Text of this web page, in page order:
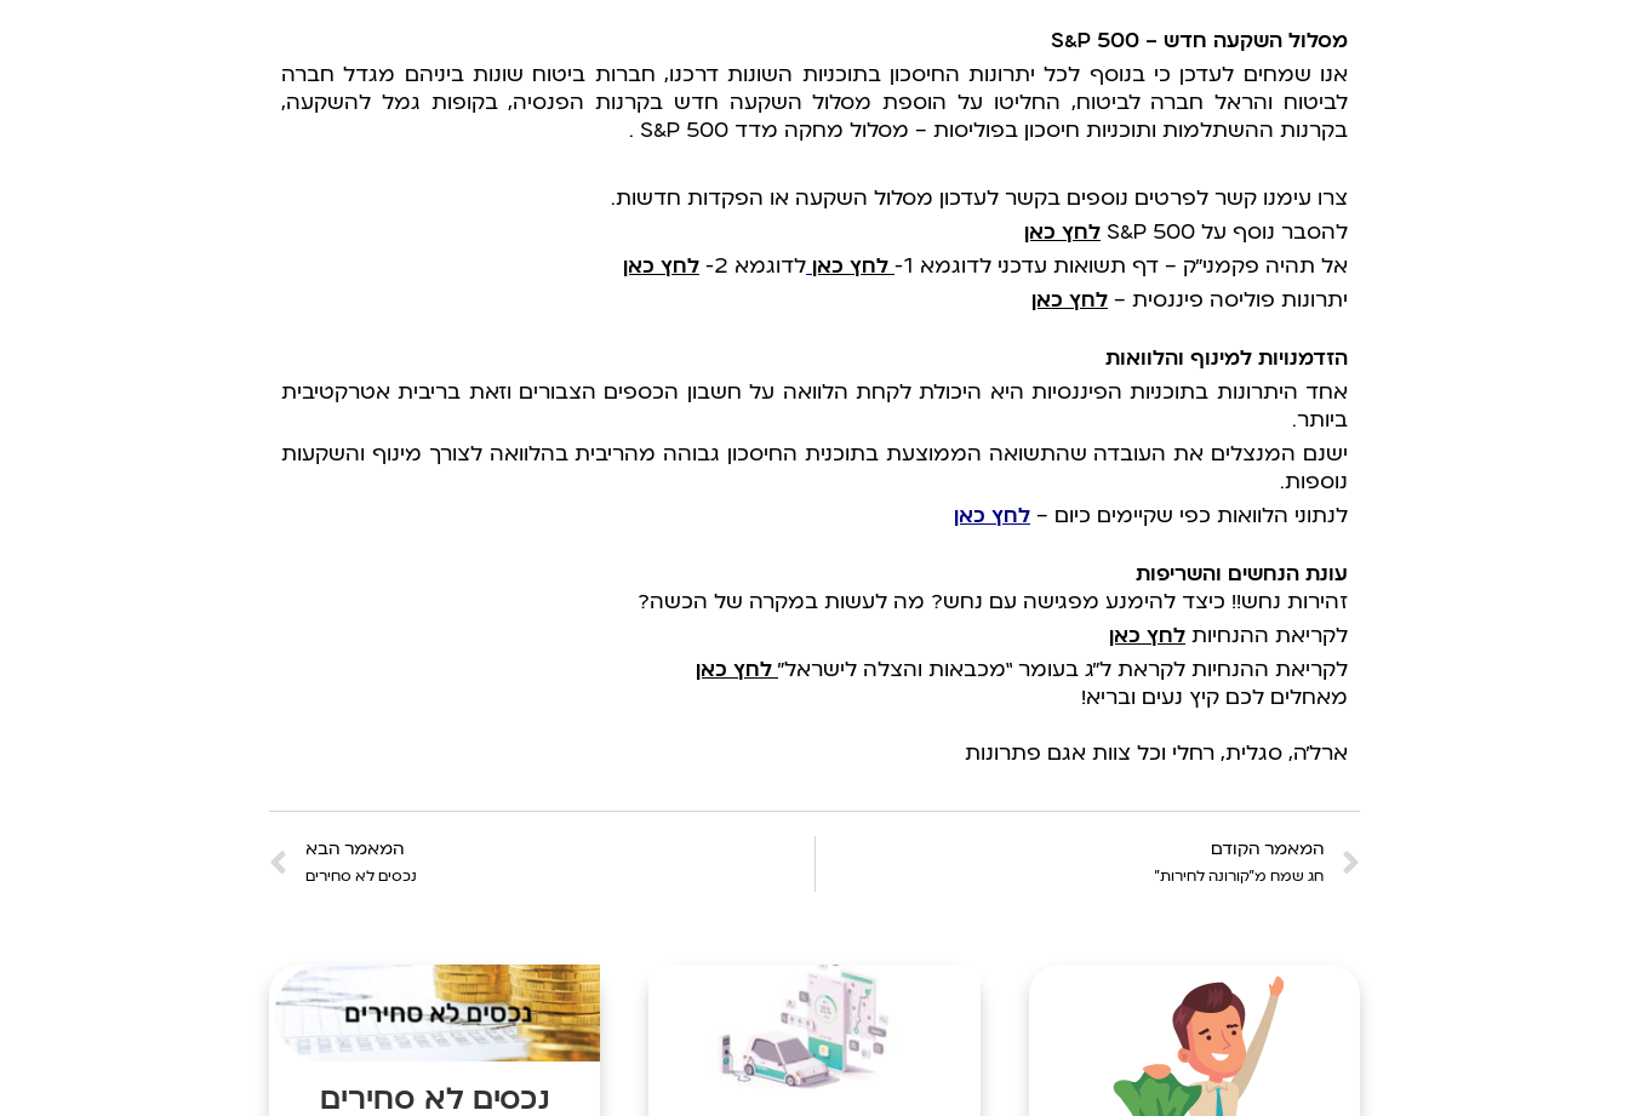
מסלול השקעה חדש – 500
S&P
אנו שמחים לעדכן כי בנוסף לכל יתרונות החיסכון בתוכניות השונות דרכנו, חברות ביטוח שונות ביניהם מגדל חברה
לביטוח והראל חברה לביטוח, החליטו על הוספת מסלול השקעה חדש בקרנות הפנסיה, בקופות גמל להשקעה,
בקרנות ההשתלמות ותוכניות חיסכון בפוליסות – מסלול מחקה מדד S&P 500 .
צרו עימנו קשר לפרטים נוספים בקשר לעדכון מסלול השקעה או הפקדות חדשות.
להסבר נוסף על S&P 500
לחץ כאן
אל תהיה פקמני”ק – דף תשואות עדכני לדוגמא 1- לחץ כאן לדוגמא 2-
לחץ כאן
יתרונות פוליסה פיננסית – לחץ כאן
הזדמנויות למינוף והלוואות
אחד היתרונות בתוכניות הפיננסיות היא היכולת לקחת הלוואה על חשבון הכספים הצבורים וזאת בריבית אטרקטיבית
ביותר.
ישנם המנצלים את העובדה שהתשואה הממוצעת בתוכנית החיסכון גבוהה מהריבית בהלוואה לצורך מינוף והשקעות
נוספות.
לנתוני הלוואות כפי שקיימים כיום – לחץ כאן
עונת הנחשים והשריפות
זהירות נחש!! כיצד להימנע מפגישה עם נחש? מה לעשות במקרה של הכשה?
לקריאת ההנחיות לחץ כאן
לקריאת ההנחיות לקראת ל”ג בעומר “מכבאות והצלה לישראל” לחץ כאן
מאחלים לכם קיץ נעים ובריא!
ארל’ה, סגלית, רחלי וכל צוות אגם פתרונות
המאמר הקודם
חג שמח מ”קורונה לחירות”
המאמר הבא
נכסים לא סחירים
נכסים לא סחירים